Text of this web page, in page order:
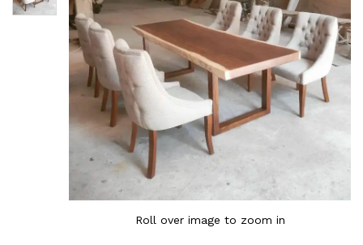
Roll over image to zoom in